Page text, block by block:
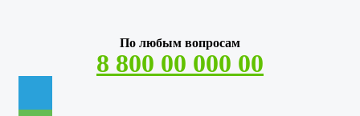
По любым вопросам
8 800 00 000 00